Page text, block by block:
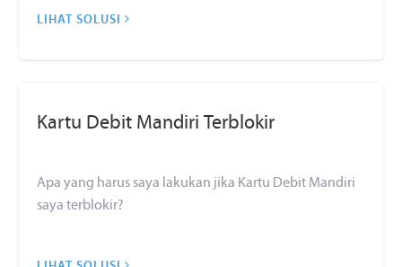
LIHAT SOLUSI
Kartu Debit Mandiri Terblokir
Apa yang harus saya lakukan jika Kartu Debit Mandiri
saya terblokir?